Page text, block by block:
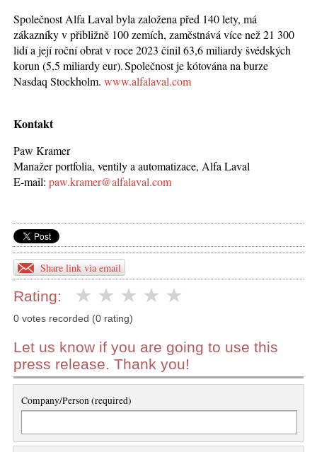
Společnost Alfa Laval byla založena před 140 lety, má
zákazníky v přibližně 100 zemích, zaměstnává více než 21 300
lidí a její roční obrat v roce 2023 činil 63,6 miliardy švédských
korun (5,5 miliardy eur). Společnost je kótována na burze
Nasdaq Stockholm.www.alfalaval.com
Kontakt
Paw Kramer
Manažer portfolia, ventily a automatizace, Alfa Laval
E-mail:paw.kramer@alfalaval.com
Share link via email
Rating:
0 votes recorded (0 rating)
Let us know if you are going to use this
press release. Thank you!
Company/Person (required)